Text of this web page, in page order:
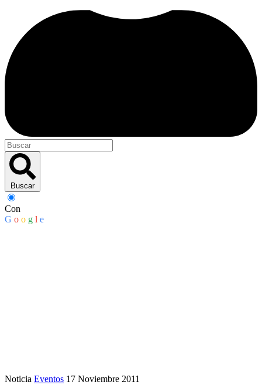
Buscar
Con
G o o g l e
Noticia Eventos 17 Noviembre 2011